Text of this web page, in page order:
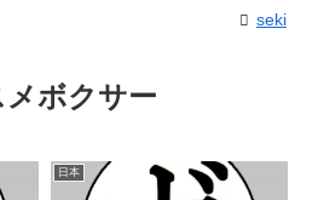
seki
ボクサー
日本